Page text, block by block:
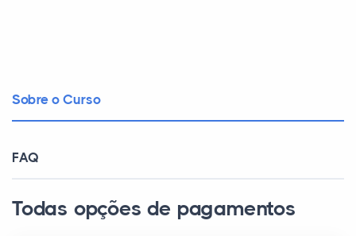
Sobre o Curso
FAQ
Todas opções de pagamentos